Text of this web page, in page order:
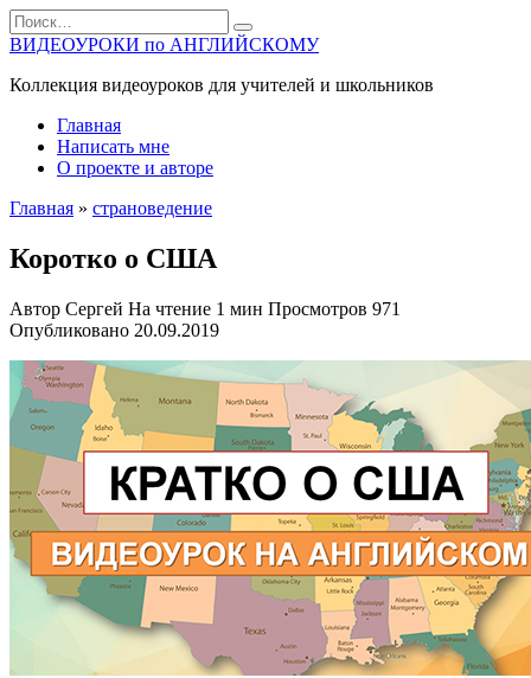
Перейти
к
содержанию
Search
for:
ВИДЕОУРОКИ по АНГЛИЙСКОМУ
Коллекция видеоуроков для учителей и школьников
Главная
Написать мне
О проекте и авторе
Главная » страноведение
Коротко о США
Автор Сергей На чтение 1 мин Просмотров 971
Опубликовано 20.09.2019